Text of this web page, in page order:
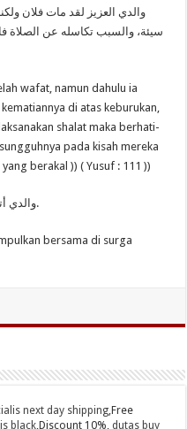
والدي العزيز لقد مات فلان
سيئة، والسبب تكاسله عن
wafat, namun dahulu ia
di atas keburukan,
shalat maka berhati-
pada kisah mereka
berakal )) ( Yusuf : 111 ))
والدي أتمنى أن نجتمع سوياً في الفردوس الأعلى.
bersama di surga
next day shipping,Free
black,Discount 10%,dutas buy